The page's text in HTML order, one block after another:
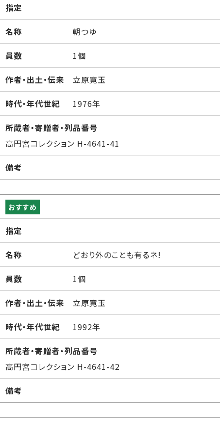
指定
名称 朝つゆ
員数 1個
作者・出土・伝来 立原寛玉
時代・年代世紀 1976年
所蔵者・寄贈者・列品番号
高円宮コレクション H-4641-41
備考
おすすめ
指定
名称 どおり外のことも有るネ!
員数 1個
作者・出土・伝来 立原寛玉
時代・年代世紀 1992年
所蔵者・寄贈者・列品番号
高円宮コレクション H-4641-42
備考